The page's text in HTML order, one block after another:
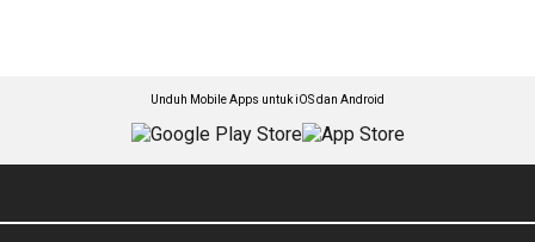
Unduh Mobile Apps untuk iOS dan Android